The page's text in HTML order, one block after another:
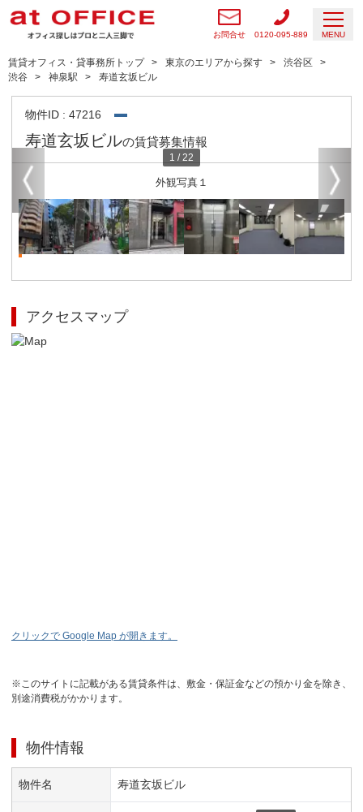
お問合せ 0120-095-889 MENU
賃貸オフィス・貸事務所トップ 東京のエリアから探す
渋谷区
渋谷
神泉駅 寿道玄坂ビル
物件ID : 47216
寿道玄坂ビルの賃貸募集情報
外観写真１
1 /22
アクセスマップ
クリックで Google Map が開きます。
※このサイトに記載がある賃貸条件は、敷金・保証金などの預かり金を除き、
別途消費税がかかります。
物件情報
物件名 寿道玄坂ビル